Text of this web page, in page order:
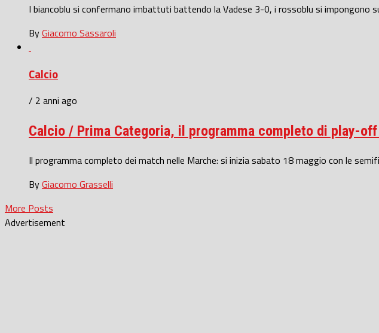
I biancoblu si confermano imbattuti battendo la Vadese 3-0, i rossoblu si impongono
ByGiacomo Sassaroli
Calcio
/ 2 anni ago
Calcio / Prima Categoria, il programma completo di play-
Il programma completo dei match nelle Marche: si inizia sabato 18 maggio con le
ByGiacomo Grasselli
More Posts
Advertisement